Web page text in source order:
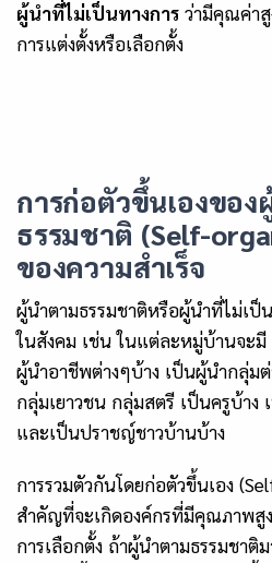
ผู้นำที่ไม่เป็นทางการ ว่ามีคุณค่าสู
การแต่งตั้งหรือเลือกตั้ง
การก่อตัวขึ้นเองของ
ธรรมชาติ (Self-
ของความสำเร็จ
ผู้นำตามธรรมชาติหรือผู้นำที่ไม่เป็
ในสังคม เช่น ในแต่ละหมู่บ้านจะมี
ผู้นำอาชีพต่างๆบ้าง เป็นผู้นำกลุ่ม
กลุ่มเยาวชน กลุ่มสตรี เป็นครูบ้าง
และเป็นปราชญ์ชาวบ้านบ้าง
การรวมตัวกันโดยก่อตัวขึ้นเอง (
สำคัญที่จะเกิดองค์กรที่มีคุณภาพสู
การเลือกตั้ง ถ้าผู้นำตามธรรมชาติ